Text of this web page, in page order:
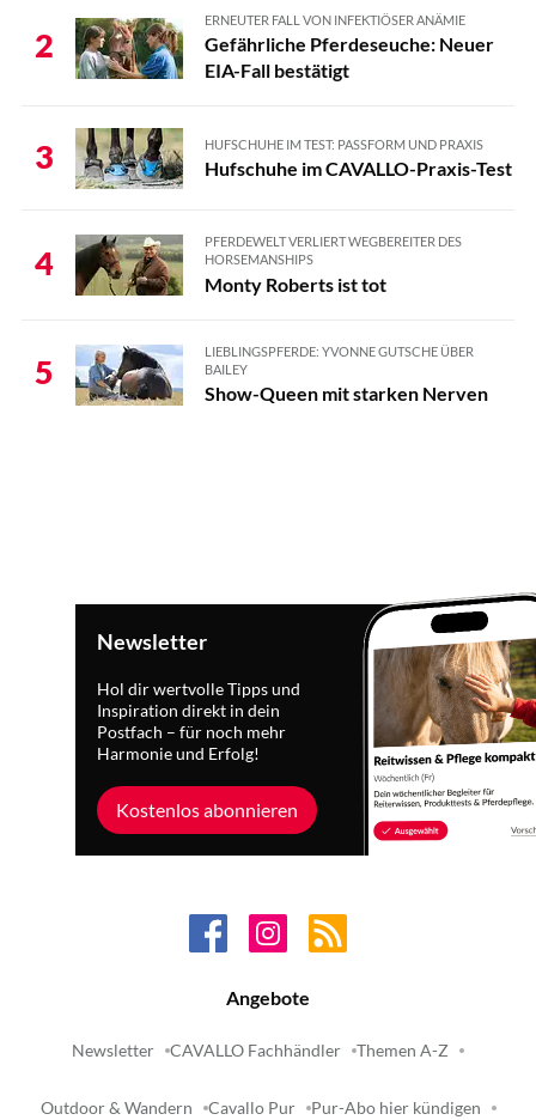
2
ERNEUTER FALL VON INFEKTIÖSER ANÄMIE
Gefährliche Pferdeseuche: Neuer
EIA-Fall bestätigt
3 HUFSCHUHE IM TEST: PASSFORM UND PRAXIS
Hufschuhe im CAVALLO-Praxis-Test
4
PFERDEWELT VERLIERT WEGBEREITER DES
HORSEMANSHIPS
Monty Roberts ist tot
5
LIEBLINGSPFERDE: YVONNE GUTSCHE ÜBER
BAILEY
Show-Queen mit starken Nerven
Newsletter
Hol dir wertvolle Tipps und
Inspiration direkt in dein
Postfach – für noch mehr
Harmonie und Erfolg!
Kostenlos abonnieren
Angebote
Newsletter CAVALLO Fachhändler Themen A-Z
Outdoor & Wandern Cavallo Pur Pur-Abo hier kündigen